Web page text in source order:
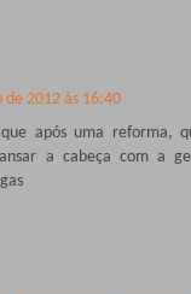
de 2012 às 16:40
após uma reforma,
a cabeça com a